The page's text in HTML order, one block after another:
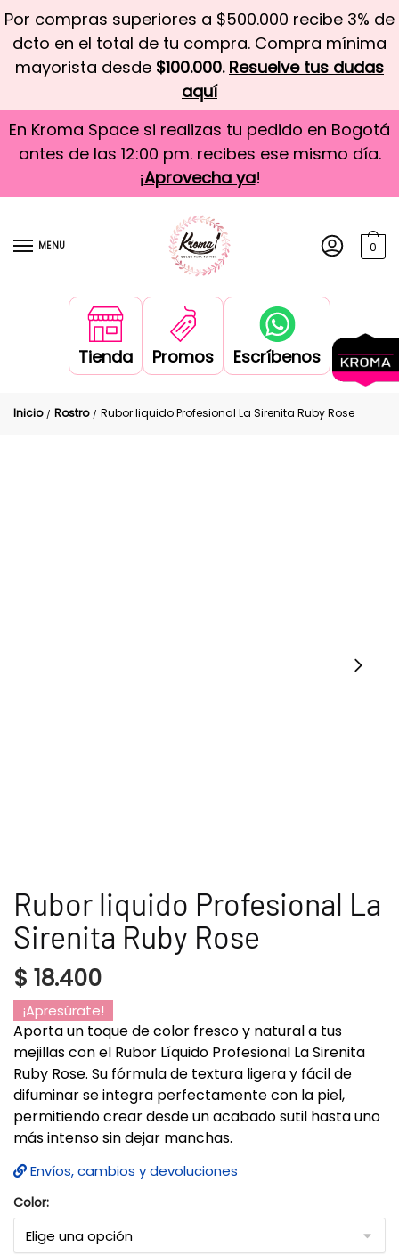
Por compras superiores a $500.000 recibe 3% de
dcto en el total de tu compra. Compra mínima
mayorista desde $100.000. Resuelve tus dudas
aquí
En Kroma Space si realizas tu pedido en Bogotá
antes de las 12:00 pm. recibes ese mismo día.
¡Aprovecha ya!
MENU 0
Tienda Promos Escríbenos
Inicio / Rostro / Rubor liquido Profesional La Sirenita Ruby Rose
Rubor liquido Profesional La
Sirenita Ruby Rose
$ 18.400
¡Apresúrate!
Aporta un toque de color fresco y natural a tus
mejillas con el Rubor Líquido Profesional La Sirenita
Ruby Rose. Su fórmula de textura ligera y fácil de
difuminar se integra perfectamente con la piel,
permitiendo crear desde un acabado sutil hasta uno
más intenso sin dejar manchas.
Envíos, cambios y devoluciones
Color: